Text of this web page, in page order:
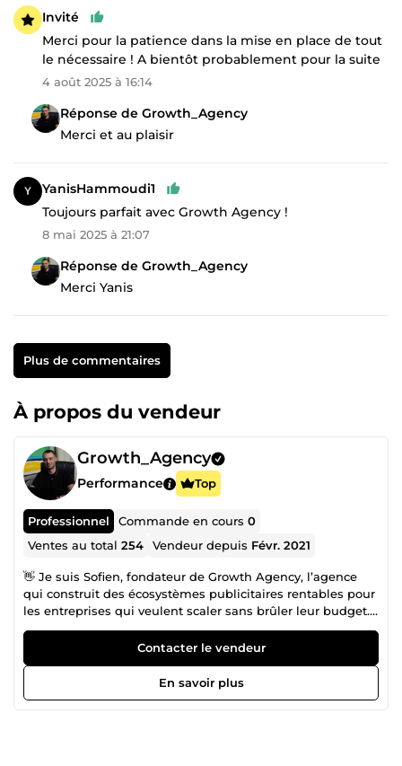
Invité
Merci pour la patience dans la mise en place de tout
le nécessaire ! A bientôt probablement pour la suite
4 août 2025 à 16:14
Réponse de Growth_Agency
Merci et au plaisir
YanisHammoudi1
Toujours parfait avec Growth Agency !
8 mai 2025 à 21:07
Réponse de Growth_Agency
Merci Yanis
Plus de commentaires
À propos du vendeur
Growth_Agency
Performance Top
Professionnel Commande en cours0
Ventes au total254 Vendeur depuis Févr. 2021
👋 Je suis Sofien, fondateur de Growth Agency, l’agence
qui construit des écosystèmes publicitaires rentables pour
les entreprises qui veulent scaler sans brûler leur budget.
Depuis +9 ans, j’accompagne des e-commerçants,
infopreneurs, B2B, agences, et marques premium à
structurer une acquisition stable, prévisible et rentable. Ce
qui me différencie Je ne “lance pas des pubs”. Je construis
un système complet : un message clair des campagnes
Contacter le vendeur
En savoir plus